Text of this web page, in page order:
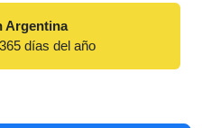
Argentina
días del año